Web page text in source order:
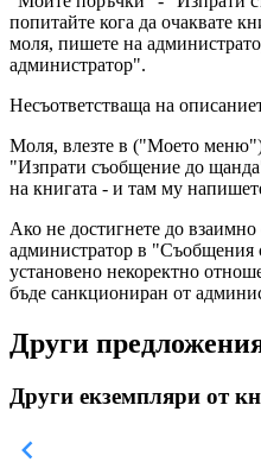
попитайте кога да очаквате
моля, пишете на
администратор".
Несъответстваща на
Моля, влезте в ("Моето
"Изпрати съобщение до
на книгата - и там му
Ако не достигнете до
администратор в "Съобщения
установено некоректно
бъде санкциониран от
Други
Други екземпляри от